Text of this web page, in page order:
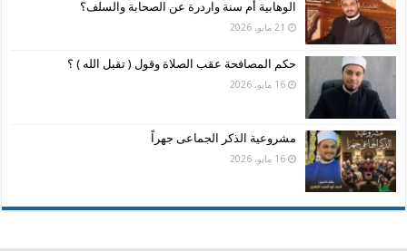
الوهابية أم سنة واردرة عن الصحابة والسلف؟
21 مايو، 2026
حكم المصافحة عقب الصلاة وقول ( تقبل الله ) ؟
16 مايو، 2026
مشروعية الذكر الجماعى جهراً
16 مايو، 2026